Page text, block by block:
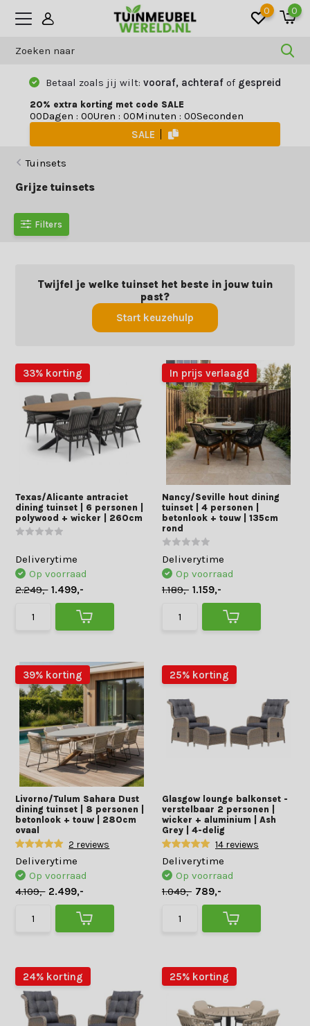
0 0
Betaal zoals jij wilt:vooraf, achterafof gespreid
20% extra korting met code SALE
00Dagen : 00Uren : 00Minuten : 00Seconden
SALE
Tuinsets
Grijze tuinsets
Filters
Twijfel je welke tuinset het beste in jouw tuin
past?
Start keuzehulp
33% korting
Texas/Alicante antraciet
dining tuinset | 6 personen |
polywood + wicker | 260cm
Deliverytime
Op voorraad
2.249,- 1.499,-
In prijs verlaagd
Nancy/Seville hout dining
tuinset | 4 personen |
betonlook + touw | 135cm
rond
Deliverytime
Op voorraad
1.189,- 1.159,-
39% korting
Livorno/Tulum Sahara Dust
dining tuinset | 8 personen |
betonlook + touw | 280cm
ovaal
2 reviews
Deliverytime
Op voorraad
4.109,- 2.499,-
25% korting
Glasgow lounge balkonset -
verstelbaar 2 personen |
wicker + aluminium | Ash
Grey | 4-delig
14 reviews
Deliverytime
Op voorraad
1.049,- 789,-
24% korting 25% korting